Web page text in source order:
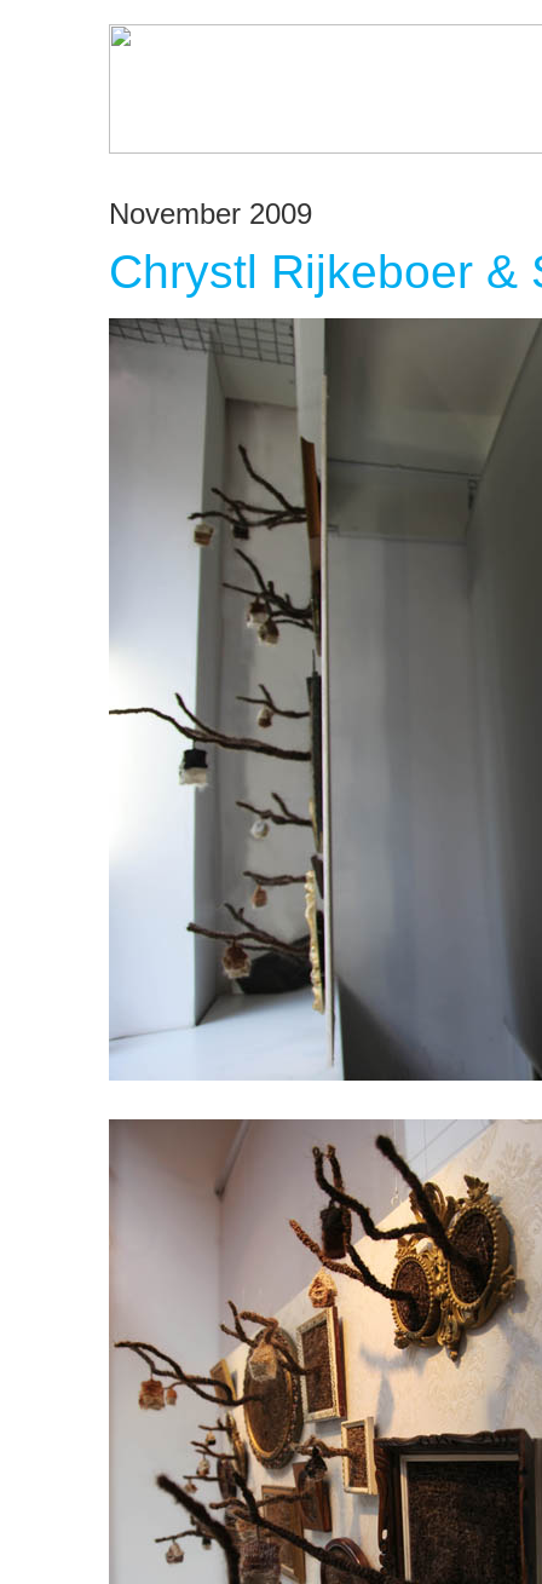
November 2009
Chrystl Rijkeboer &